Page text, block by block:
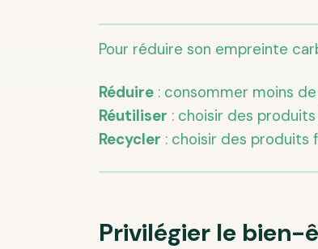
Pour réduire son empreinte
Réduire : consommer moins
Réutiliser : choisir des
Recycler : choisir des produits
Privilégier le bien-